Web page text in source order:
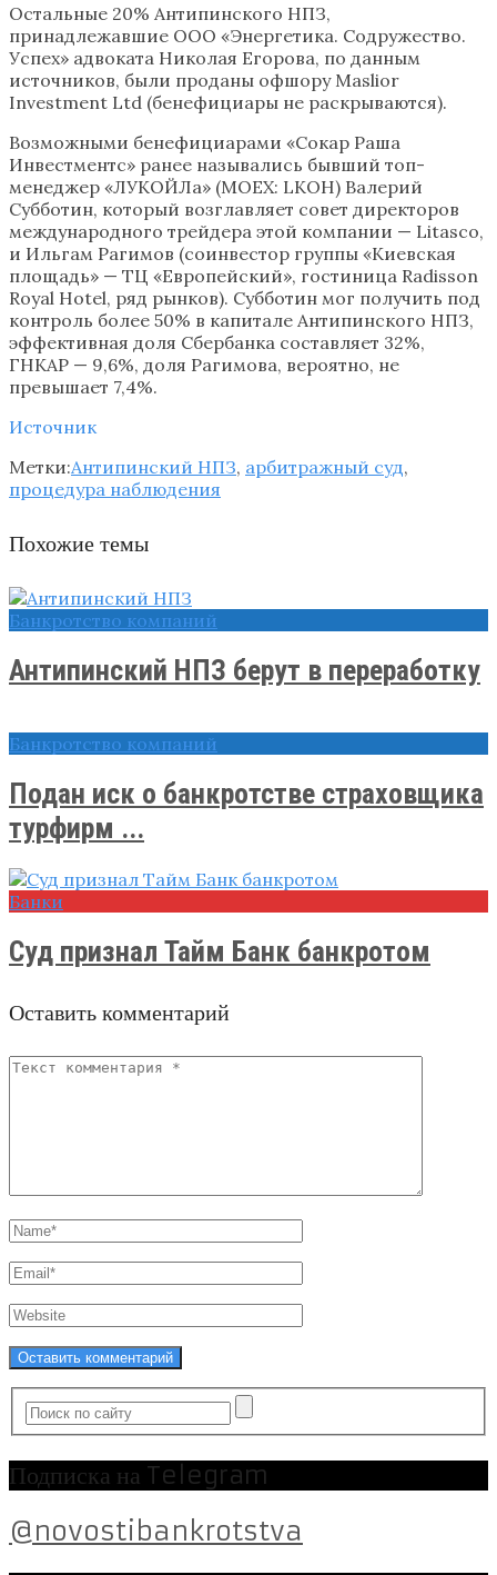
Остальные 20% Антипинского НПЗ,
принадлежавшие ООО «Энергетика. Содружество.
Успех» адвоката Николая Егорова, по данным
источников, были проданы офшору Maslior
Investment Ltd (бенефициары не раскрываются).
Возможными бенефициарами «Сокар Раша
Инвестментс» ранее назывались бывший топ-
менеджер «ЛУКОЙЛа» (MOEX: LKOH) Валерий
Субботин, который возглавляет совет директоров
международного трейдера этой компании — Litasco,
и Ильгам Рагимов (соинвестор группы «Киевская
площадь» — ТЦ «Европейский», гостиница Radisson
Royal Hotel, ряд рынков). Субботин мог получить под
контроль более 50% в капитале Антипинского НПЗ,
эффективная доля Сбербанка составляет 32%,
ГНКАР — 9,6%, доля Рагимова, вероятно, не
превышает 7,4%.
Источник
Метки:Антипинский НПЗ, арбитражный суд,
процедура наблюдения
Похожие темы
Банкротство компаний
Антипинский НПЗ берут в переработку
Банкротство компаний
Подан иск о банкротстве страховщика
турфирм ...
Банки
Суд признал Тайм Банк банкротом
Оставить комментарий
Подписка на Telegram
@novostibankrotstva